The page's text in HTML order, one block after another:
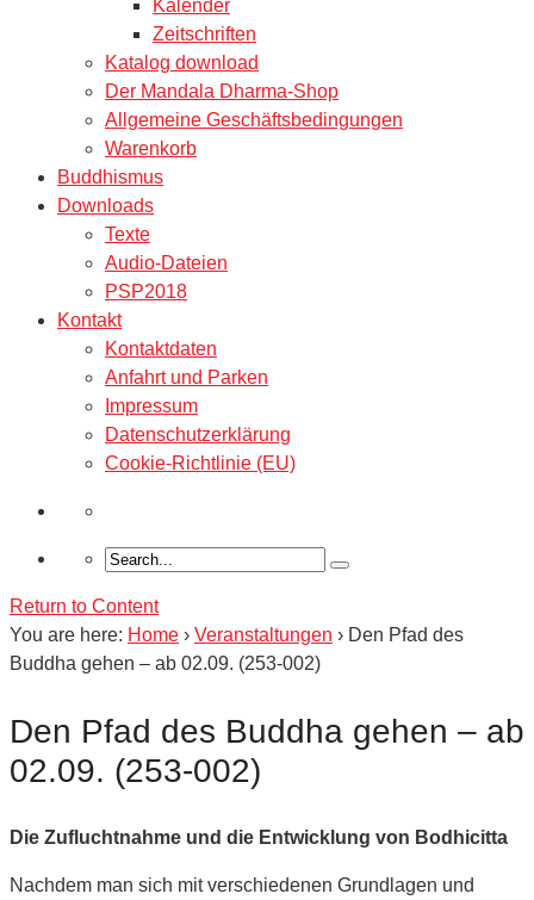
Kalender
Zeitschriften
Katalog download
Der Mandala Dharma-Shop
Allgemeine Geschäftsbedingungen
Warenkorb
Buddhismus
Downloads
Texte
Audio-Dateien
PSP2018
Kontakt
Kontaktdaten
Anfahrt und Parken
Impressum
Datenschutzerklärung
Cookie-Richtlinie (EU)
Return to Content
You are here: Home › Veranstaltungen › Den Pfad des
Buddha gehen – ab 02.09. (253-002)
Den Pfad des Buddha gehen – ab
02.09. (253-002)
Die Zufluchtnahme und die Entwicklung von Bodhicitta
Nachdem man sich mit verschiedenen Grundlagen und